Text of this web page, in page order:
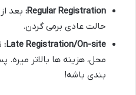
Regular Registration:
حالت عادی برمی گردن.
Late Registration/On-site:
محل، هزینه ها بالاتر
بندی باشه!